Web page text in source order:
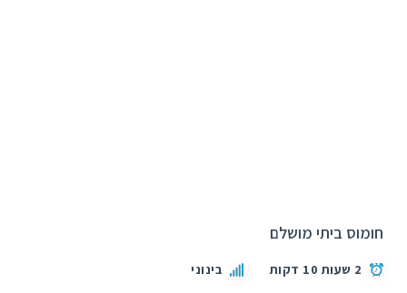
חומוס ביתי מושלם
2 שעות 10 דקות בינוני